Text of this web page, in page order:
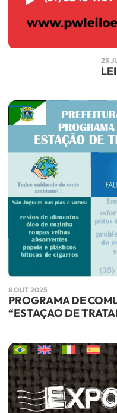
23
8 OUT 2025
PROGRAMA DE
“ESTAÇAO DE